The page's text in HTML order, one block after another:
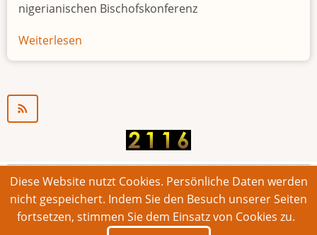
nigerianischen Bischofskonferenz
Weiterlesen
Jugendarbeitslosigkeit
© 2026 Bonner Aufruf. Alle Rechte vorbehalten.
Footer
Impressum Kontakt Intern
Diese Website nutzt Cookies. Persönliche Daten werden
nicht gespeichert. Indem Sie den Besuch unserer Seiten
fortsetzen, stimmen Sie dem Einsatz von Cookies zu.